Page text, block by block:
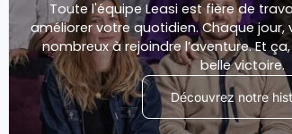
Toute l'équipe Leasi est fière de
améliorer votre quotidien. Chaque jour,
nombreux à rejoindre l’aventure. Et
belle victoire.
Découvrez notre